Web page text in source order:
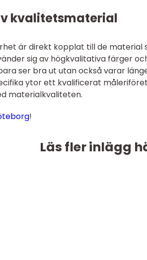
kvalitetsmaterial
är direkt kopplat till de material
sig av högkvalitativa färger
ser bra ut utan också varar
ytor ett kvalificerat
materialkvaliteten.
!
Läs fler inlägg